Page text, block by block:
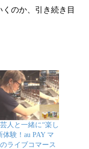
のか、引き続き目
人と一緒に“楽し
体験！au PAY マ
ライブコマース